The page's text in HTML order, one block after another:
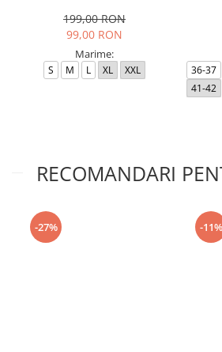
199,00 RON
99,00 RON
Marime:
S M L XL XXL 36-37
41-42
RECOMANDARI
-27% -11%